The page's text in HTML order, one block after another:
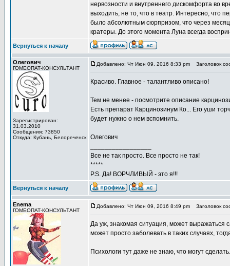
нервозности и внутреннего дискомфорта во
выходить, не то, что в театр. Интересно, что
было абсолютным сюрпризом, что через
кратеры. До этого момента Луна всегда
Вернуться к началу
Олегович
ГОМЕОПАТ-КОНСУЛЬТАНТ
Зарегистрирован:
31.03.2010
Сообщения: 73850
Откуда: Кубань, Белореченск
Добавлено: Чт Июн 09, 2016 8:33 pm Заголовок
Красиво. Главное - талантливо описано!
Тем не менее - посмотрите описание
Есть препарат Карцинозинум Ко... Его уши
будет нужно о нем вспомнить.
Олегович
Все не так просто. Все просто не так!
*****
P.S. Да! ВОРЧЛИВЫЙ - это я!!!
Вернуться к началу
Enema
ГОМЕОПАТ-КОНСУЛЬТАНТ
Добавлено: Чт Июн 09, 2016 8:49 pm Заголовок
Да уж, знакомая ситуация, может
может просто заболевать в таких случаях,
Психологи тут даже не знаю, что могут